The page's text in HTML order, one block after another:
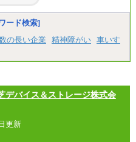
、千葉県、神奈川県
、兵庫県、滋賀県
、栃木県、群馬県、長野県、新
県、岡山県、広島県、山口県、
手当を含んだ金額を表示
円、※2…33,000円、
変更なし
ード検索]
の長い企業 精神障がい 車いす
デバイス＆ストレージ株式会
更新